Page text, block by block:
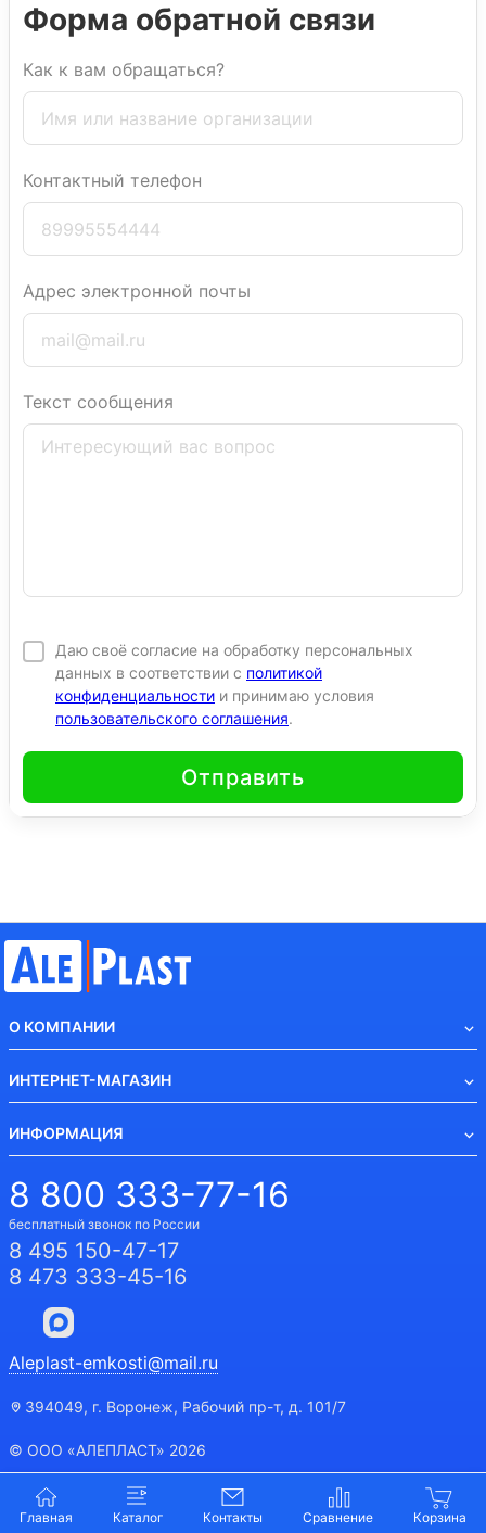
Главная Каталог Контакты
Форма обратной связи
Как к вам обращаться?
Контактный телефон
Адрес электронной почты
Текст сообщения
Даю своё согласие на обработку персональных
данных в соответствии с политикой
конфиденциальности и принимаю условия
пользовательского соглашения.
Отправить
О КОМПАНИИ
ИНТЕРНЕТ-МАГАЗИН
ИНФОРМАЦИЯ
8 800 333-77-16
бесплатный звонок по России
8 495 150-47-17
8 473 333-45-16
Aleplast-emkosti@mail.ru
394049, г. Воронеж, Рабочий пр-т, д. 101/7
© ООО «АЛЕПЛАСТ» 2026